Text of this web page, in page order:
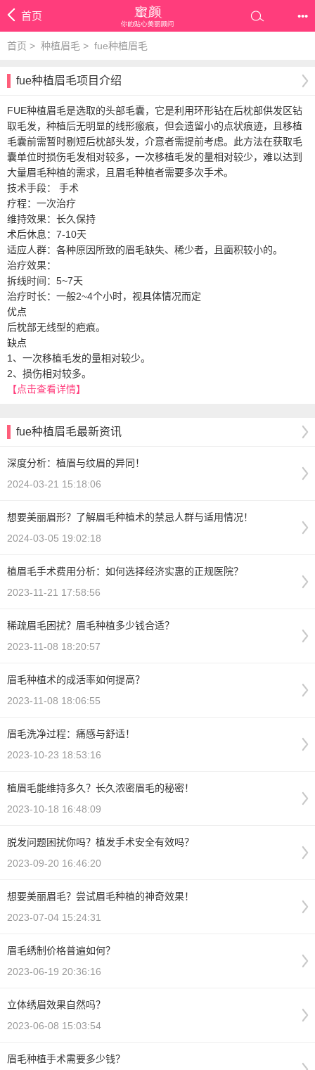
首页 •••
首页 > 种植眉毛 > fue种植眉毛
fue种植眉毛项目介绍
FUE种植眉毛是选取的头部毛囊，它是利用环形钻在后枕部供发区钻
取毛发，种植后无明显的线形瘢痕，但会遗留小的点状痕迹，且移植
毛囊前需暂时剔短后枕部头发，介意者需提前考虑。此方法在获取毛
囊单位时损伤毛发相对较多，一次移植毛发的量相对较少，难以达到
大量眉毛种植的需求，且眉毛种植者需要多次手术。
技术手段： 手术
疗程：一次治疗
维持效果：长久保持
术后休息：7-10天
适应人群：各种原因所致的眉毛缺失、稀少者，且面积较小的。
治疗效果：
拆线时间：5~7天
治疗时长：一般2~4个小时，视具体情况而定
优点
后枕部无线型的疤痕。
缺点
1、一次移植毛发的量相对较少。
2、损伤相对较多。
【点击查看详情】
fue种植眉毛最新资讯
深度分析：植眉与纹眉的异同！
2024-03-21 15:18:06
想要美丽眉形？了解眉毛种植术的禁忌人群与适用情况！
2024-03-05 19:02:18
植眉毛手术费用分析：如何选择经济实惠的正规医院？
2023-11-21 17:58:56
稀疏眉毛困扰？眉毛种植多少钱合适？
2023-11-08 18:20:57
眉毛种植术的成活率如何提高？
2023-11-08 18:06:55
眉毛洗净过程：痛感与舒适！
2023-10-23 18:53:16
植眉毛能维持多久？长久浓密眉毛的秘密！
2023-10-18 16:48:09
脱发问题困扰你吗？植发手术安全有效吗？
2023-09-20 16:46:20
想要美丽眉毛？尝试眉毛种植的神奇效果！
2023-07-04 15:24:31
眉毛绣制价格普遍如何？
2023-06-19 20:36:16
立体绣眉效果自然吗？
2023-06-08 15:03:54
眉毛种植手术需要多少钱？